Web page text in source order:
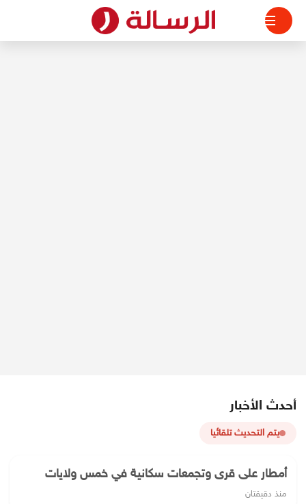
التجاوز
المحتوى
أحدث الأخبار
يتم التحديث تلقائيا
أمطار على قرى وتجمعات سكانية في خمس ولايات
منذ دقيقتان